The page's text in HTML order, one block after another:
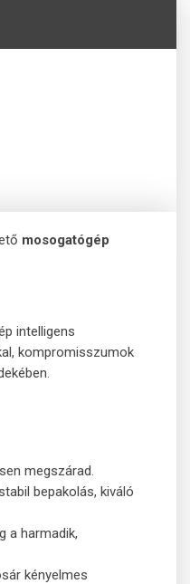
mosogatógép
intelligens
kompromisszumok
megszárad.
bepakolás, kiváló
a harmadik,
kényelmes